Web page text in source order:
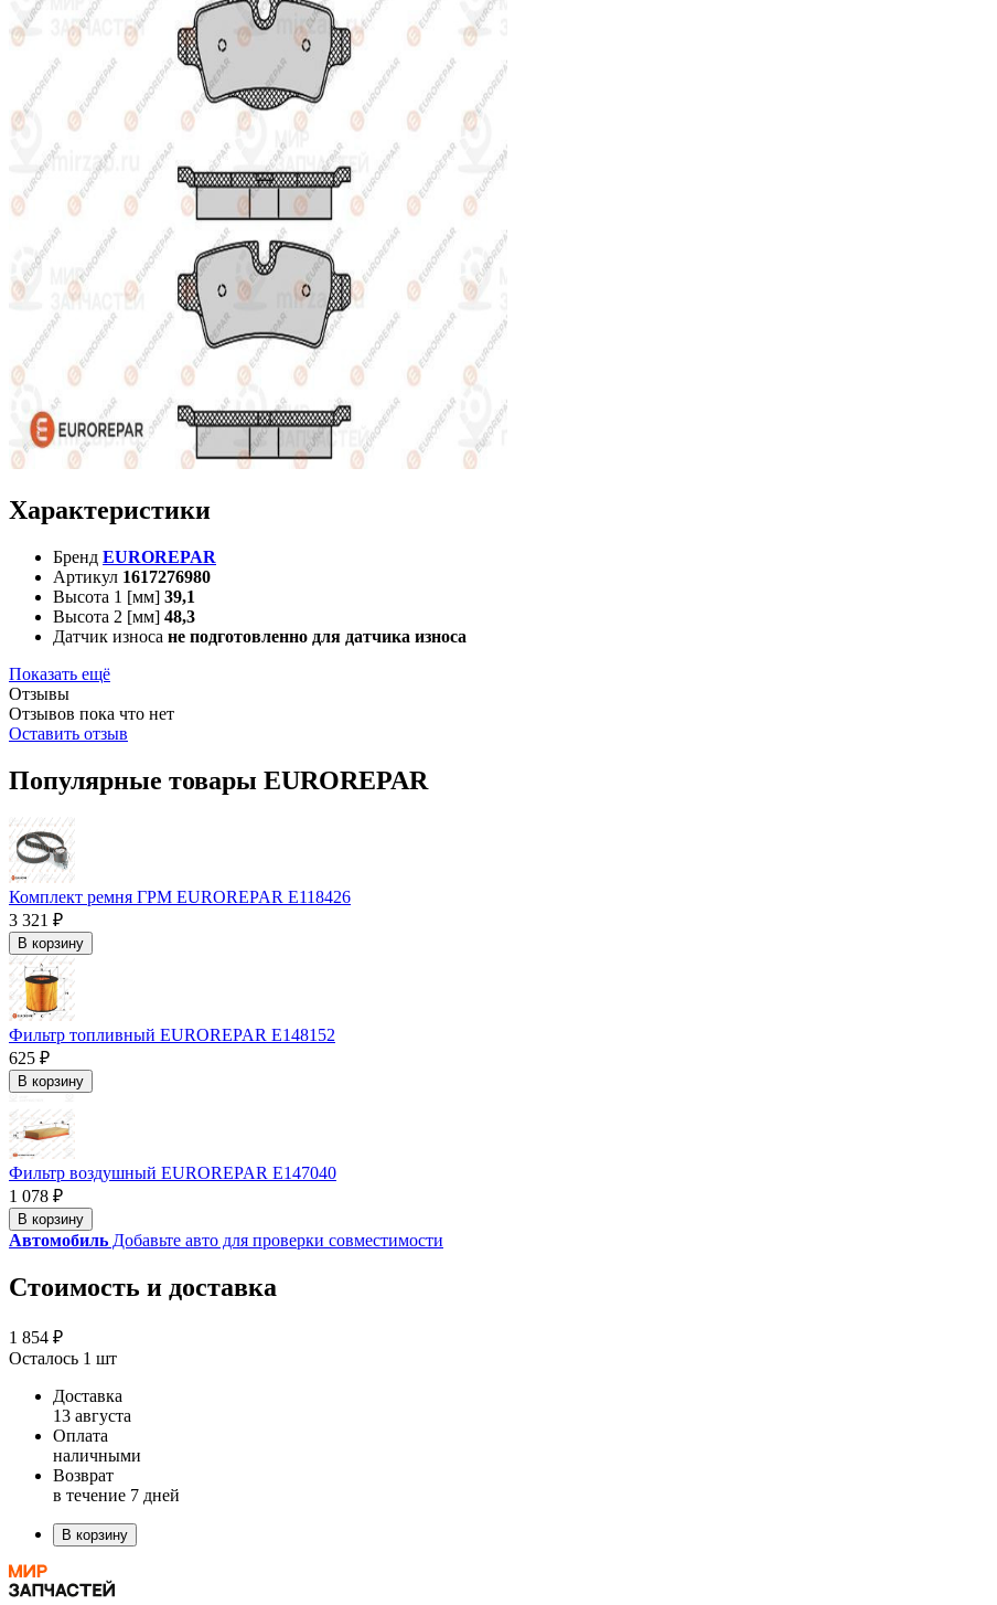
Характеристики
Бренд EUROREPAR
Артикул 1617276980
Высота 1 [мм] 39,1
Высота 2 [мм] 48,3
Датчик износа не подготовленно для датчика износа
Показать ещё
Отзывы
Отзывов пока что нет
Оставить отзыв
Популярные товары EUROREPAR
Комплект ремня ГРМ EUROREPAR E118426
3 321 ₽
В корзину
Фильтр топливный EUROREPAR E148152
625 ₽
В корзину
Фильтр воздушный EUROREPAR E147040
1 078 ₽
В корзину
Автомобиль Добавьте авто для проверки совместимости
Стоимость и доставка
1 854 ₽
Осталось 1 шт
Доставка
13 августа
Оплата
наличными
Возврат
в течение 7 дней
В корзину